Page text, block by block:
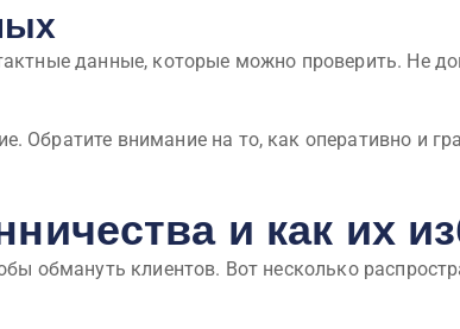
данные, которые можно проверить. Не
Обратите внимание на то, как оперативно и
и как их
обмануть клиентов. Вот несколько